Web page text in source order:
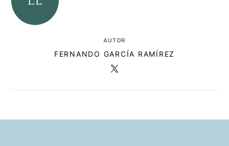
AUTOR
FERNANDO GARCÍA RAMÍREZ